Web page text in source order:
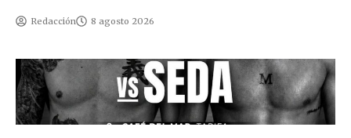
Redacción 8 agosto 2026